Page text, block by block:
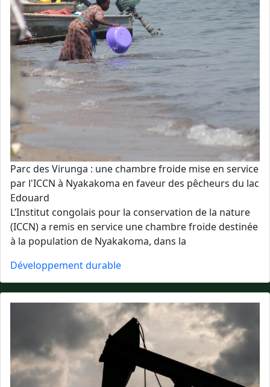
Parc des Virunga : une chambre froide mise en service
par l'ICCN à Nyakakoma en faveur des pêcheurs du lac
Edouard
L’Institut congolais pour la conservation de la nature
(ICCN) a remis en service une chambre froide destinée
à la population de Nyakakoma, dans la
Développement durable